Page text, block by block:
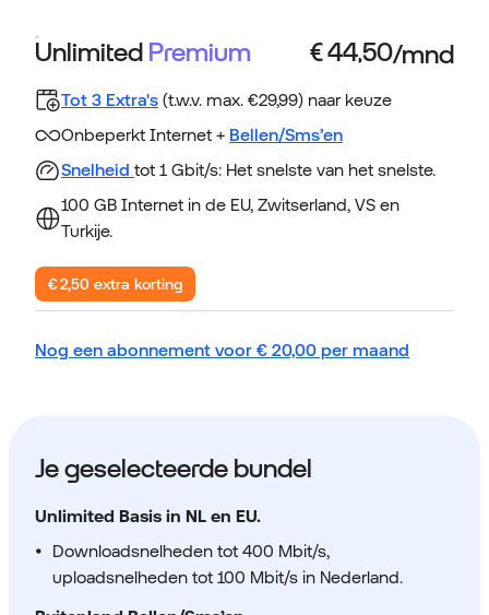
Unlimited Premium
Tot 3 Extra's (t.w.v. max. €29,99) naar keuze
Onbeperkt Internet + Bellen/Sms’en
Snelheid tot 1 Gbit/s: Het snelste van het snelste.
100 GB Internet in de EU, Zwitserland, VS en
Turkije.
€ 2,50 extra korting
Nog een abonnement voor € 20,00 per maand
Je geselecteerde bundel
Unlimited Basis in NL en EU.
Downloadsnelheden tot 400 Mbit/s,
uploadsnelheden tot 100 Mbit/s in Nederland.